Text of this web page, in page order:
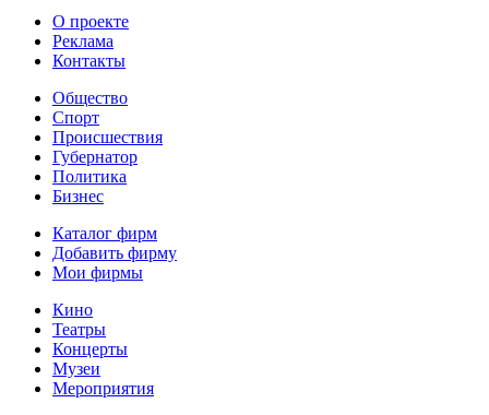
О проекте
Реклама
Контакты
Общество
Спорт
Происшествия
Губернатор
Политика
Бизнес
Каталог фирм
Добавить фирму
Мои фирмы
Кино
Театры
Концерты
Музеи
Мероприятия